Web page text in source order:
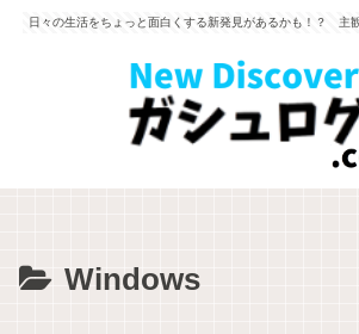
日々の生活をちょっと面白くする新発見があるかも！？ 主
Windows